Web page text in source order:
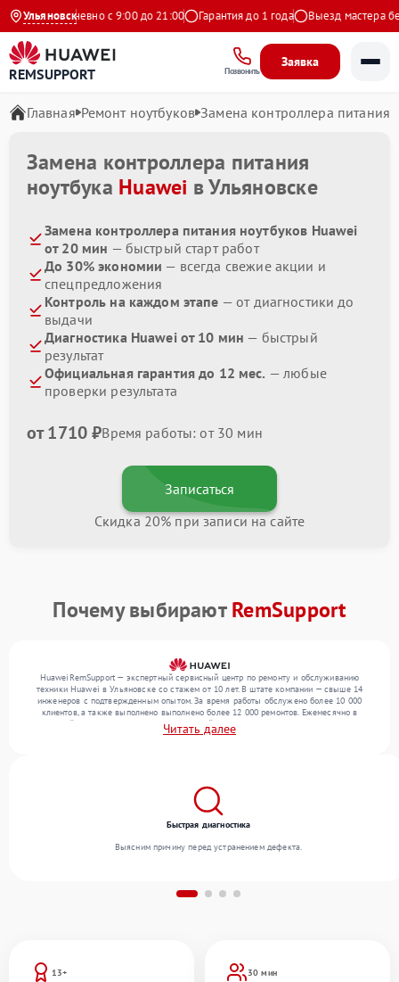
Ульяновск
Ежедневно с 9:00 до 21:00 Гарантия до 1 года Выезд мастера
REMSUPPORT Позвонить
Заявка
Главная Ремонт ноутбуков Замена контроллера питания
Замена контроллера питания
ноутбука Huawei в Ульяновске
Замена контроллера питания ноутбуков Huawei
от 20 мин — быстрый старт работ
До 30% экономии — всегда свежие акции и
спецпредложения
Контроль на каждом этапе — от диагностики до
выдачи
Диагностика Huawei от 10 мин — быстрый
результат
Официальная гарантия до 12 мес. — любые
проверки результата
от 1710 ₽Время работы: от 30 мин
Записаться
Скидка 20% при записи на сайте
Почему выбираютRemSupport
HuaweiRemSupport — экспертный сервисный центр по ремонту и обслуживанию
техники Huawei в Ульяновске со стажем от 10 лет. В штате компании — свыше 14
инженеров с подтвержденным опытом. За время работы обслужено более 10 000
клиентов, а также выполнено выполнено более 12 000 ремонтов. Ежемесячно в
сервисный центр поступает более 300 устройств, включая , , . Мы выполняем ремонт
различного уровня сложности и предлагаем стабильный уровень сервиса благодаря
Читать далее
13+
30 мин
Быстрая диагностика
Выясним причину перед устранением дефекта.